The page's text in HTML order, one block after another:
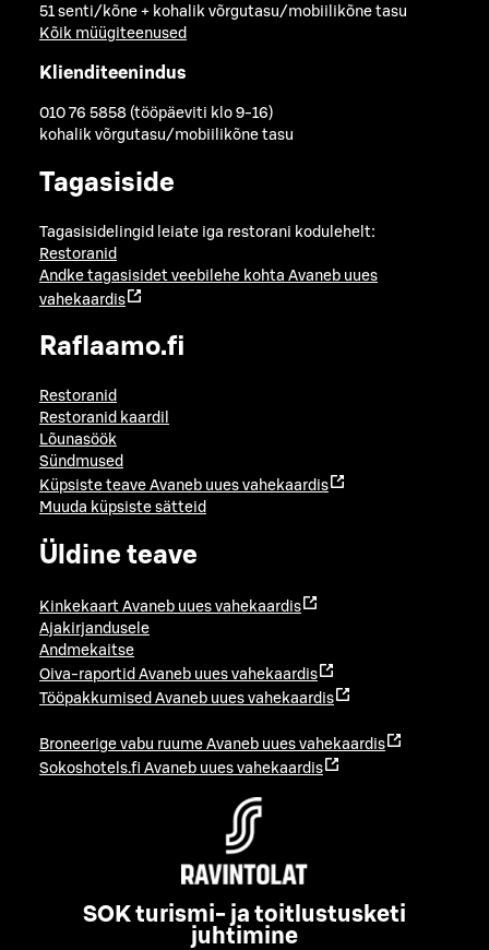
51 senti/kõne + kohalik võrgutasu/mobiilikõne tasu
Kõik müügiteenused
Klienditeenindus
010 76 5858 (tööpäeviti klo 9-16)
kohalik võrgutasu/mobiilikõne tasu
Tagasiside
Tagasisidelingid leiate iga restorani kodulehelt:
Restoranid
Andke tagasisidet veebilehe kohta Avaneb uues
vahekaardis
Raflaamo.fi
Restoranid
Restoranid kaardil
Lõunasöök
Sündmused
Küpsiste teave Avaneb uues vahekaardis
Muuda küpsiste sätteid
Üldine teave
Kinkekaart Avaneb uues vahekaardis
Ajakirjandusele
Andmekaitse
Oiva-raportid Avaneb uues vahekaardis
Tööpakkumised Avaneb uues vahekaardis
Broneerige vabu ruume Avaneb uues vahekaardis
Sokoshotels.fi Avaneb uues vahekaardis
SOK turismi- ja toitlustusketi
juhtimine